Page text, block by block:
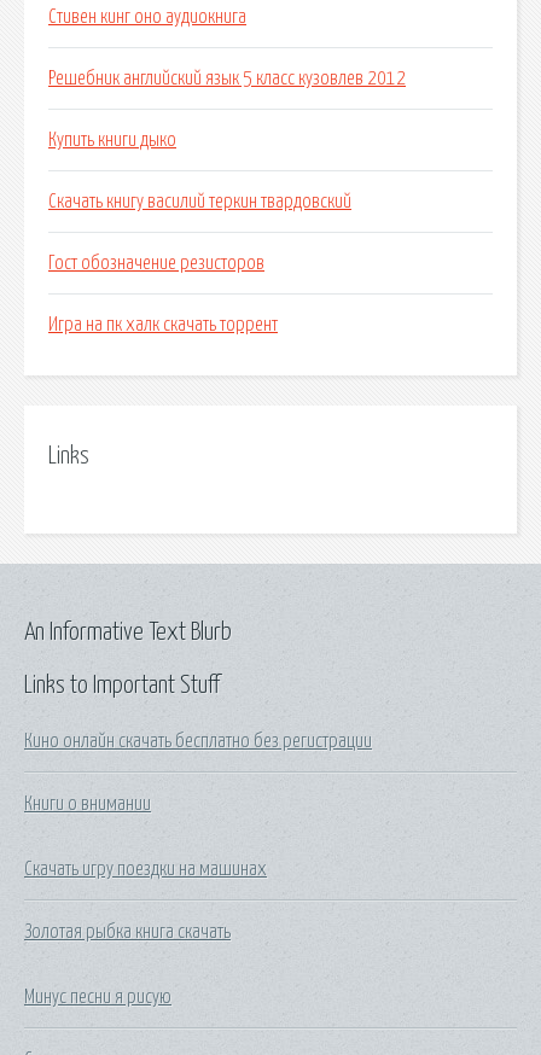
Стивен кинг оно аудиокнига
Решебник английский язык 5 класс кузовлев 2012
Купить книги дыко
Скачать книгу василий теркин твардовский
Гост обозначение резисторов
Игра на пк халк скачать торрент
Links
Links to Important Stuff
Кино онлайн скачать бесплатно без регистрации
Книги о внимании
Скачать игру поездки на машинах
Золотая рыбка книга скачать
Минус песни я рисую
An Informative Text Blurb